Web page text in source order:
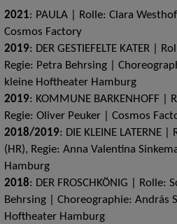
2021: PAULA | Rolle: Clara
Cosmos Factory
2019: DER GESTIEFELTE KATER |
Regie: Petra Behrsing |
kleine Hoftheater Hamburg
2019: KOMMUNE BARKENHOFF |
Regie: Oliver Peuker | Cosmos
2018/2019: DIE KLEINE LATERNE
(HR), Regie: Anna Valentina
Hamburg
2018: DER FROSCHKÖNIG | Rolle:
Behrsing | Choreographie: András
Hoftheater Hamburg